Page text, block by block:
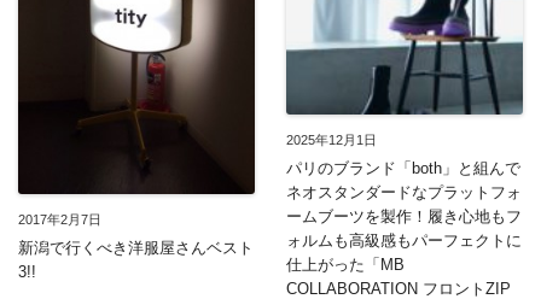
2017年2月7日
新潟で行くべき洋服屋さんベスト
3!!
2025年12月1日
パリのブランド「both」と組んで
ネオスタンダードなプラットフォ
ームブーツを製作！履き心地もフ
ォルムも高級感もパーフェクトに
仕上がった「MB
COLLABORATION フロントZIP